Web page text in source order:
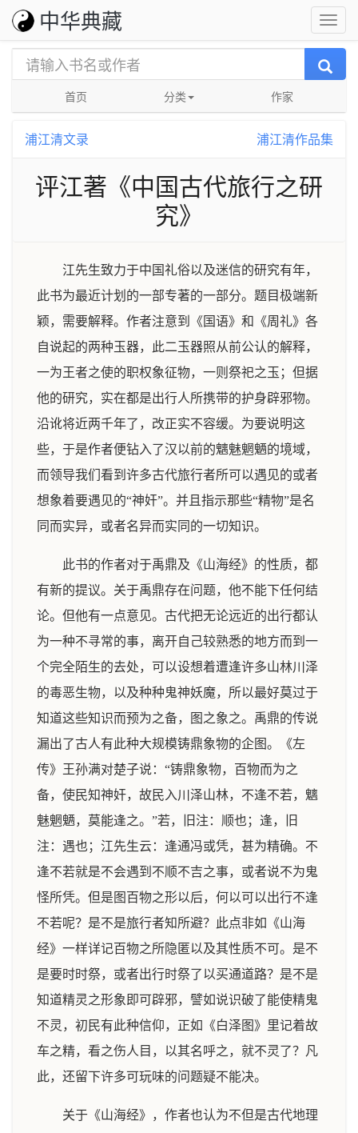
中华典藏
首页 分类 作家
浦江清文录 浦江清作品集
评江著《中国古代旅行之研
究》
江先生致力于中国礼俗以及迷信的研究有年，
此书为最近计划的一部专著的一部分。题目极端新
颖，需要解释。作者注意到《国语》和《周礼》各
自说起的两种玉器，此二玉器照从前公认的解释，
一为王者之使的职权象征物，一则祭祀之玉；但据
他的研究，实在都是出行人所携带的护身辟邪物。
沿讹将近两千年了，改正实不容缓。为要说明这
些，于是作者便钻入了汉以前的魑魅魍魉的境域，
而领导我们看到许多古代旅行者所可以遇见的或者
想象着要遇见的“神奸”。并且指示那些“精物”是名
同而实异，或者名异而实同的一切知识。
此书的作者对于禹鼎及《山海经》的性质，都
有新的提议。关于禹鼎存在问题，他不能下任何结
论。但他有一点意见。古代把无论远近的出行都认
为一种不寻常的事，离开自己较熟悉的地方而到一
个完全陌生的去处，可以设想着遭逢许多山林川泽
的毒恶生物，以及种种鬼神妖魔，所以最好莫过于
知道这些知识而预为之备，图之象之。禹鼎的传说
漏出了古人有此种大规模铸鼎象物的企图。《左
传》王孙满对楚子说：“铸鼎象物，百物而为之
备，使民知神奸，故民入川泽山林，不逢不若，魑
魅魍魉，莫能逢之。”若，旧注：顺也；逢，旧
注：遇也；江先生云：逢通冯或凭，甚为精确。不
逢不若就是不会遇到不顺不吉之事，或者说不为鬼
怪所凭。但是图百物之形以后，何以可以出行不逢
不若呢？是不是旅行者知所避？此点非如《山海
经》一样详记百物之所隐匿以及其性质不可。是不
是要时时祭，或者出行时祭了以买通道路？是不是
知道精灵之形象即可辟邪，譬如说识破了能使精鬼
不灵，初民有此种信仰，正如《白泽图》里记着故
车之精，看之伤人目，以其名呼之，就不灵了？凡
此，还留下许多可玩味的问题疑不能决。
关于《山海经》，作者也认为不但是古代地理